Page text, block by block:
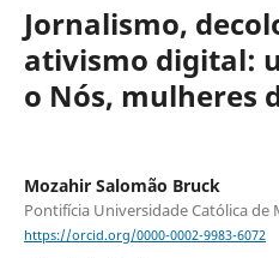
Jornalismo,
ativismo digital:
o Nós, mulheres
Mozahir Salomão Bruck
Pontifícia Universidade Católica de
https://orcid.org/0000-0002-9983-6072